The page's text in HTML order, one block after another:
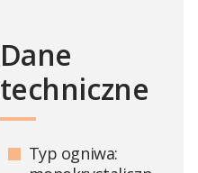
Dane
techniczne
Typ ogniwa: